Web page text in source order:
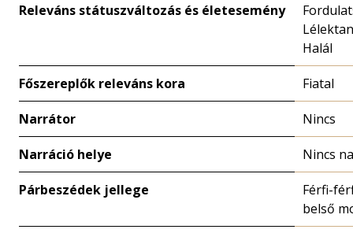
Releváns státuszváltozás és életesemény
Halál
Főszereplők releváns kora Fiatal
Narrátor Nincs
Narráció helye Nincs
Párbeszédek jellege
Férfi-
belső